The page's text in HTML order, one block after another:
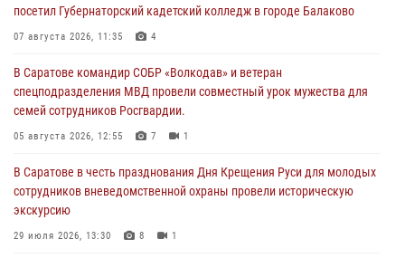
посетил Губернаторский кадетский колледж в городе Балаково
07 августа 2026, 11:35 4
В Саратове командир СОБР «Волкодав» и ветеран
спецподразделения МВД провели совместный урок мужества для
семей сотрудников Росгвардии.
05 августа 2026, 12:55 7 1
В Саратове в честь празднования Дня Крещения Руси для молодых
сотрудников вневедомственной охраны провели историческую
экскурсию
29 июля 2026, 13:30 8 1